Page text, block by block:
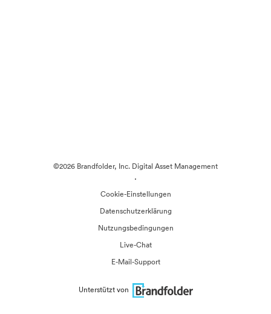
©2026 Brandfolder, Inc. Digital Asset Management
·
Cookie-Einstellungen
Datenschutzerklärung
Nutzungsbedingungen
Live-Chat
E-Mail-Support
Unterstützt von